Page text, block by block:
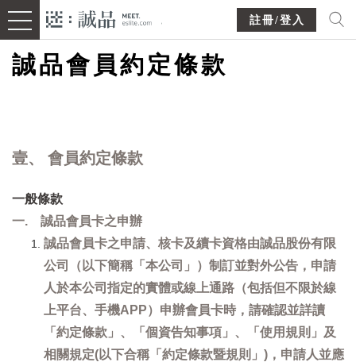
註冊/登入
誠品會員約定條款
壹、 會員約定條款
一般條款
一. 誠品會員卡之申辦
誠品會員卡之申請、核卡及續卡資格由誠品股份有限
公司（以下簡稱「本公司」）制訂並對外公告，申請
人於本公司指定的實體或線上通路（包括但不限於線
上平台、手機APP）申辦會員卡時，請確認並詳讀
「約定條款」、「個資告知事項」、「使用規則」及
相關規定(以下合稱「約定條款暨規則」)，申請人並應